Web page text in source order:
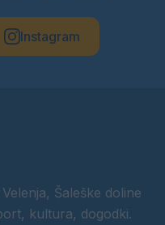
Instagram
Šaleške doline
kultura, dogodki.